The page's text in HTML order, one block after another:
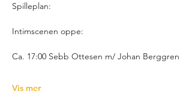
Spilleplan:
Intimscenen oppe:
Ca. 17:00 Sebb Ottesen m/ Johan Berggren
Vis mer